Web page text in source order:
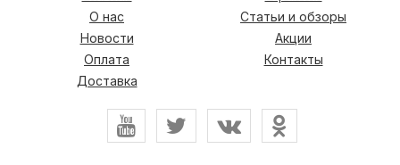
О нас
Новости
Оплата
Доставка
Статьи и обзоры
Акции
Контакты